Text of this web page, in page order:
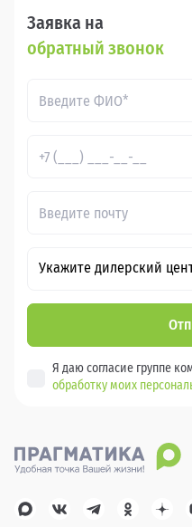
Заявка на
обратный звонок
Укажите дилерский
Я даю согласие группе
обработку моих